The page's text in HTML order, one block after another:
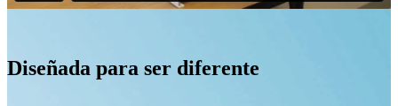
Diseñada para ser diferente